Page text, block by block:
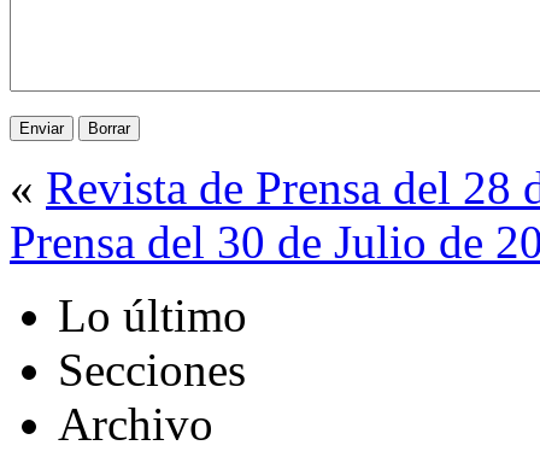
« Revista de Prensa del 28
Prensa del 30 de Julio de
Lo último
Secciones
Archivo